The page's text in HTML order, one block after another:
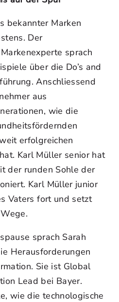
bekannter Marken
Der
sprach
über die Do’s and
Anschliessend
aus
wie die
erfolgreichen
Karl Müller senior hat
der runden Sohle der
Karl Müller junior
Vaters fort und setzt
sprach Sarah
Herausforderungen
Sie ist Global
Lead bei Bayer.
wie die technologische